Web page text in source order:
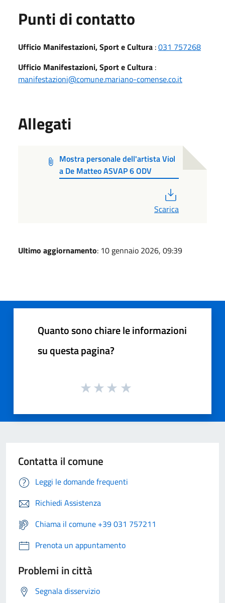
Punti di contatto
Ufficio Manifestazioni, Sport e Cultura :031 757268
Ufficio Manifestazioni, Sport e Cultura :
manifestazioni@comune.mariano-comense.co.it
Allegati
Mostra personale dell'artista Viol
a De Matteo ASVAP 6 ODV
Scarica
Ultimo aggiornamento: 10 gennaio 2026, 09:39
Quanto sono chiare le informazioni
su questa pagina?
Contatta il comune
Leggi le domande frequenti
Richiedi Assistenza
Chiama il comune +39 031 757211
Prenota un appuntamento
Problemi in città
Segnala disservizio